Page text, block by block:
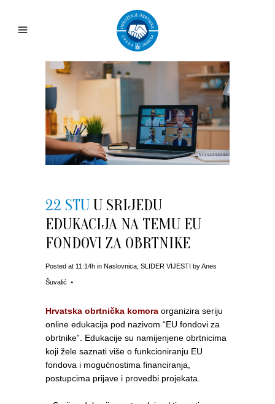
22 STU U SRIJEDU
EDUKACIJA NA TEMU EU
FONDOVI ZA OBRTNIKE
Posted at 11:14h in Naslovnica SLIDER VIJESTI byAnes
Šuvalić
Hrvatska obrtnička komora organizira seriju
online edukacija pod nazivom “EU fondovi za
obrtnike”. Edukacije su namijenjene obrtnicima
koji žele saznati više o funkcioniranju EU
fondova i mogućnostima financiranja,
postupcima prijave i provedbi projekata.